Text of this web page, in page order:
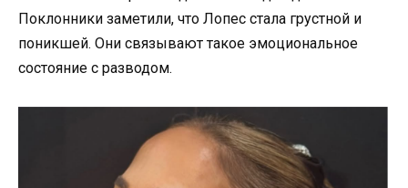
Поклонники заметили, что Лопес стала грустной и
поникшей. Они связывают такое эмоциональное
состояние с разводом.